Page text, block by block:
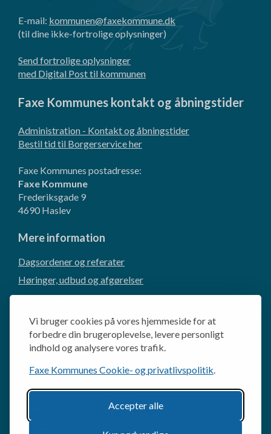
Vi bruger cookies på vores hjemmeside for at
forbedre din brugeroplevelse, levere personligt
indhold og analysere vores trafik.
Faxe Kommunes Cookie- og privatlivspolitik.
Accepter alle
E-mail: kommunen@faxekommune.dk
(til dine ikke-fortrolige oplysninger)
Send fortrolige oplysninger
med Digital Post til kommunen
Faxe Kommunes kontakt og åbningstider
Administration - Kontakt og åbningstider
Bestil tid til Borgerservice her
Faxe Kommunes postadresse:
Faxe Kommune
Frederiksgade 9
4690 Haslev
Mere information
Dagsordener og referater
Høringer, udbud og afgørelser
Borgerforslag
CVR og EAN-numre
Kommunikation og presse
Cookie- og privatlivspolitik
Behandling af personoplysninger
Databeskyttelsesrådgiveren
Tilgængelighedserklæring
Abonner på indhold